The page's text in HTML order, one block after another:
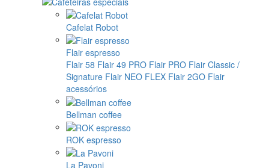
Cafelat Robot
Flair espresso
Flair 58 Flair 49 PRO Flair PRO Flair Classic /
Signature Flair NEO FLEX Flair 2GO Flair
acessórios
Bellman coffee
ROK espresso
La Pavoni